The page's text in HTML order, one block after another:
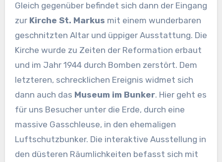
Gleich gegenüber befindet sich dann der Eingang
zur Kirche St. Markus mit einem wunderbaren
geschnitzten Altar und üppiger Ausstattung. Die
Kirche wurde zu Zeiten der Reformation erbaut
und im Jahr 1944 durch Bomben zerstört. Dem
letzteren, schrecklichen Ereignis widmet sich
dann auch das Museum im Bunker. Hier geht es
für uns Besucher unter die Erde, durch eine
massive Gasschleuse, in den ehemaligen
Luftschutzbunker. Die interaktive Ausstellung in
den düsteren Räumlichkeiten befasst sich mit